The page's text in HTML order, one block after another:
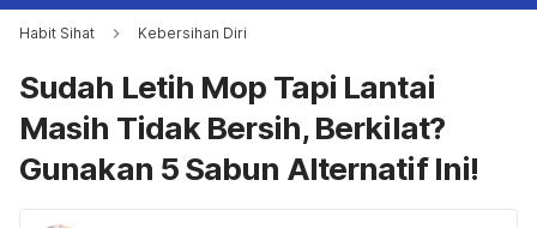
Habit Sihat Kebersihan Diri
Sudah Letih Mop Tapi Lantai
Masih Tidak Bersih, Berkilat?
Gunakan 5 Sabun Alternatif Ini!